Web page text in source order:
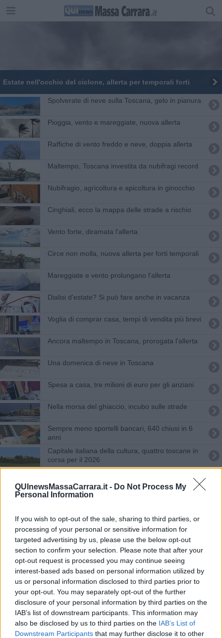
QUInewsMassaCarrara.it - Do Not Process My
Personal Information
If you wish to opt-out of the sale, sharing to third parties, or
processing of your personal or sensitive information for
targeted advertising by us, please use the below opt-out
section to confirm your selection. Please note that after your
opt-out request is processed you may continue seeing
interest-based ads based on personal information utilized by
us or personal information disclosed to third parties prior to
your opt-out. You may separately opt-out of the further
disclosure of your personal information by third parties on the
IAB’s list of downstream participants. This information may
also be disclosed by us to third parties on the IAB’s List of
Downstream Participants that may further disclose it to other
Estate nell'occhio del ciclone, allerta per temporali forti
Spolverate di neve sulla Toscana, gelo in pianura
Pioggia, vento e mareggiate, nuova allerta
Raffiche di vento freddo e neve, doppia allerta
Maltempo, Toscana investita da nubifragi record
Nubifragio, agricoltura e apicoltura in ginocchio
Cinghiali, ecco la mappa delle strade a rischio
Vento forte, diramata l'allerta
Circe non molla, nuova allerta per forti temporali
Mareggiate e vento prolungano l'allerta
Dialisi d'estate? Si può fare anche in vacanza
Voglia di comprar casa, tempi di vendita più brevi
Ancora maltempo in Toscana, prorogata l'allerta
Una domenica di neve in Toscana
Spesa a casa, tre milioni di euro per gli anziani
Nella morsa del ghiaccio, incubo sulle strade
Sempre meno sportelli bancari, 640 chiusi in 6
anni
Capitale italiana della cultura, quattro toscane in
corsa per il 2026
Comuni toscani
Vento forte e mareggiate, nuova allerta
In arrivo pioggia, vento e mareggiate
Giovani medici, ci sono 18 posti disponibili
Temporali, si estende l'allerta
Maltempo, nuova allerta arancione
Piogge e temporali, estesa l'allerta
Pioggia, vento e mareggiate, nuova allerta